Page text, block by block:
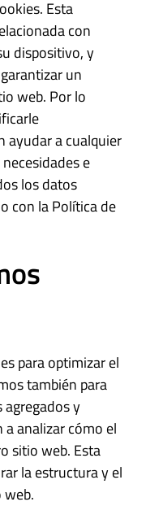
Esta
con
dispositivo, y
un
web. Por lo
ayudar a cualquier
e
los datos
con la Política de
para optimizar el
también para
y
analizar cómo el
sitio web. Esta
la estructura y el